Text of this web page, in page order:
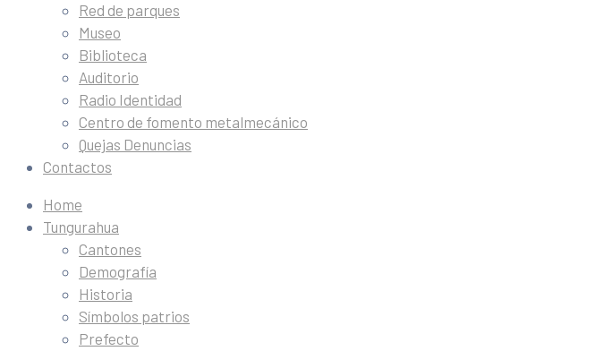
Red de parques
Museo
Biblioteca
Auditorio
Radio Identidad
Centro de fomento metalmecánico
Quejas Denuncias
Contactos
Home
Tungurahua
Cantones
Demografía
Historia
Símbolos patrios
Prefecto